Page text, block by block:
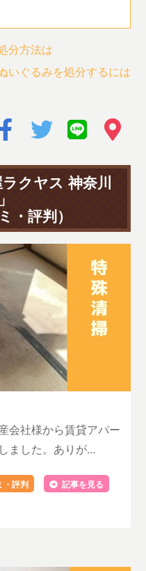
分方法は
いぐるみを処分するには
クヤス 神奈川
・評判）
会社様から賃貸アパー
ました。ありが...
・評判 記事を見る